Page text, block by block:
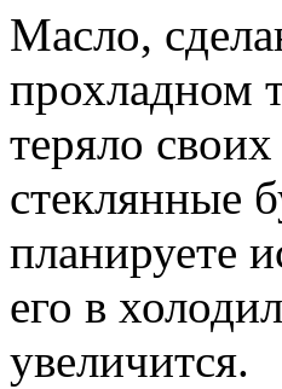
Масло,
прохладном
теряло
стеклянные
планируете
его в
увеличится.